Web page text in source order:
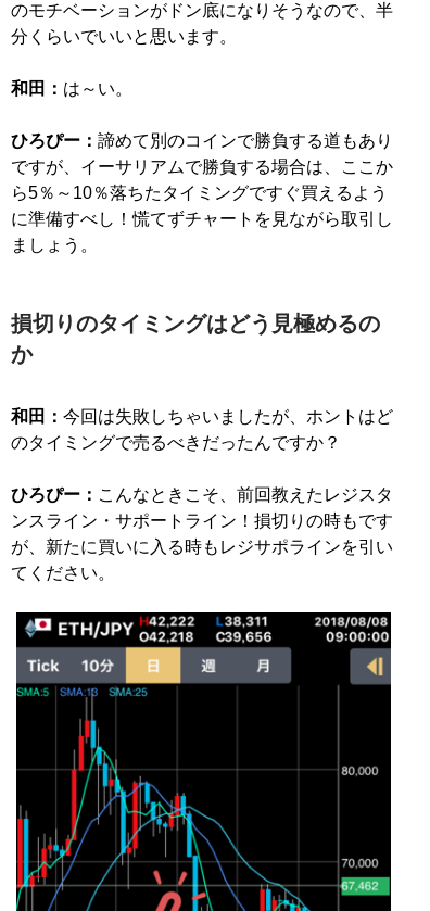
のモチベーションがドン底になりそうなので、半
分くらいでいいと思います。
和田： は～い。
ひろぴー： 諦めて別のコインで勝負する道もあり
ですが、イーサリアムで勝負する場合は、ここか
ら5％～10％落ちたタイミングですぐ買えるよう
に準備すべし！慌てずチャートを見ながら取引し
ましょう。
損切りのタイミングはどう見極めるの
か
和田： 今回は失敗しちゃいましたが、ホントはど
のタイミングで売るべきだったんですか？
ひろぴー： こんなときこそ、前回教えたレジスタ
ンスライン・サポートライン！損切りの時もです
が、新たに買いに入る時もレジサポラインを引い
てください。